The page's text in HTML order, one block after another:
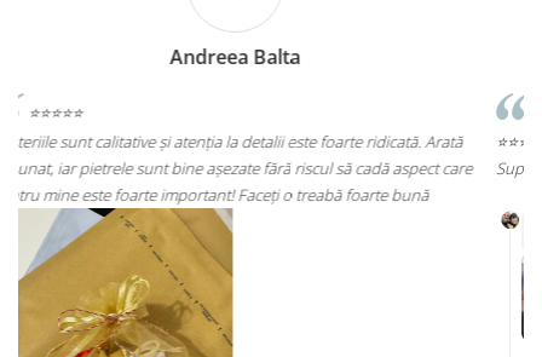
care
Andreea Cicu
⭐⭐⭐⭐⭐
Super mulțumită!! Sunt superbi cerceii!!!